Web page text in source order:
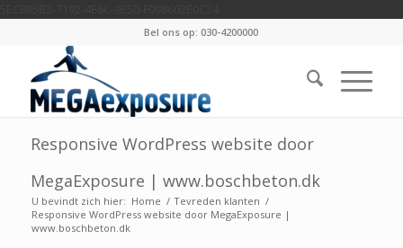
Bel ons op: 030-4200000
Responsive WordPress website door
MegaExposure | www.boschbeton.dk
U bevindt zich hier: Home / Tevreden klanten /
Responsive WordPress website door MegaExposure |
www.boschbeton.dk